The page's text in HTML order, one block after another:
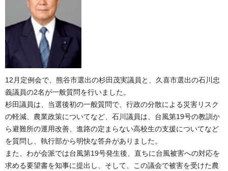
12月定例会で、熊谷市選出の杉田茂実議員と、久喜市選出の石川忠
義議員の2名が一般質問を行いました。
杉田議員は、当選後初の一般質問で、行政の分散による災害リスク
の軽減、農業政策についてなど、石川議員は、台風第19号の教訓か
ら避難所の運用改善、進路の定まらない高校生の支援についてなど
を質問し、執行部から明快な答弁がありました。
また、わが会派では台風第19号発生後、直ちに台風被害への対応を
求める要望書を知事に提出し、そして、この議会で被害を受けた農